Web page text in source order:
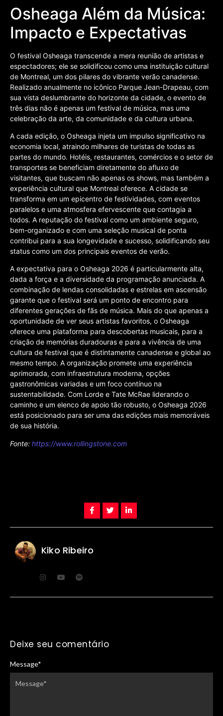
Osheaga Além da Música:
Impacto e Expectativas
O festival Osheaga transcende a mera reunião de artistas e
espectadores; ele se solidificou como uma instituição cultural
de Montreal, um dos pilares do vibrante verão canadense.
Realizado anualmente no icônico Parque Jean-Drapeau, com
sua vista deslumbrante do horizonte da cidade, o evento de
três dias não é apenas um festival de música, mas uma
celebração da arte, da comunidade e da cultura urbana.
A cada edição, o Osheaga injeta um impulso significativo na
economia local, atraindo milhares de turistas de todas as
partes do mundo. Hotéis, restaurantes, comércios e o setor de
transportes se beneficiam diretamente do afluxo de
visitantes, que buscam não apenas os shows, mas também a
experiência cultural que Montreal oferece. A cidade se
transforma em um epicentro de festividades, com eventos
paralelos e uma atmosfera efervescente que contagia a
todos. A reputação do festival como um ambiente seguro,
bem-organizado e com uma seleção musical de ponta
contribui para a sua longevidade e sucesso, solidificando seu
status como um dos principais eventos de verão.
A expectativa para o Osheaga 2026 é particularmente alta,
dada a força e a diversidade da programação anunciada. A
combinação de lendas consolidadas e estrelas em ascensão
garante que o festival será um ponto de encontro para
diferentes gerações de fãs de música. Mais do que apenas a
oportunidade de ver seus artistas favoritos, o Osheaga
oferece uma plataforma para descobertas musicais, para a
criação de memórias duradouras e para a vivência de uma
cultura de festival que é distintamente canadense e global ao
mesmo tempo. A organização promete uma experiência
aprimorada, com infraestrutura moderna, opções
gastronômicas variadas e um foco contínuo na
sustentabilidade. Com Lorde e Tate McRae liderando o
caminho e um elenco de apoio tão robusto, o Osheaga 2026
está posicionado para ser uma das edições mais memoráveis
de sua história.
Fonte: https://www.rollingstone.com
Kiko Ribeiro
Deixe seu comentário
Message*